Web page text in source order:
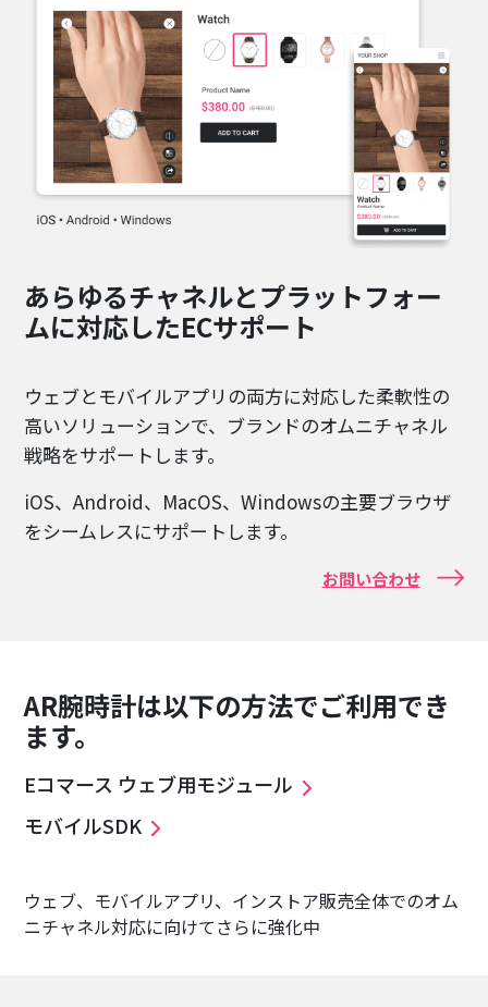
あらゆるチャネルとプラットフォー
ムに対応したECサポート
ウェブとモバイルアプリの両方に対応した柔軟性の
高いソリューションで、ブランドのオムニチャネル
戦略をサポートします。
iOS、Android、MacOS、Windowsの主要ブラウザ
をシームレスにサポートします。
お問い合わせ
AR腕時計は以下の方法でご利用でき
ます。
Eコマース ウェブ用モジュール
モバイルSDK
ウェブ、モバイルアプリ、インストア販売全体でのオム
ニチャネル対応に向けてさらに強化中